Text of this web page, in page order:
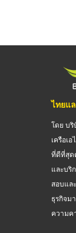
ไทยแ
โดย บ
เครือเ
ที่ดีที่สุด
และบริ
สอบแล
ธุรกิจม
ความค